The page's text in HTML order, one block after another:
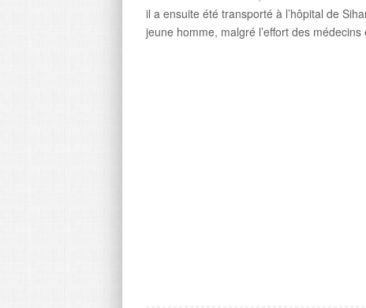
il a ensuite été transporté à l’hôpital de
jeune homme, malgré l’effort des